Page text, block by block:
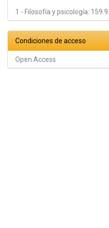
1 - Filosofía y psicología::159.9...
Condiciones de acceso
Open Access